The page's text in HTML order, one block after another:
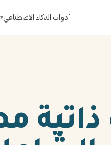
أدوات الذكاء الاصطناعي▾